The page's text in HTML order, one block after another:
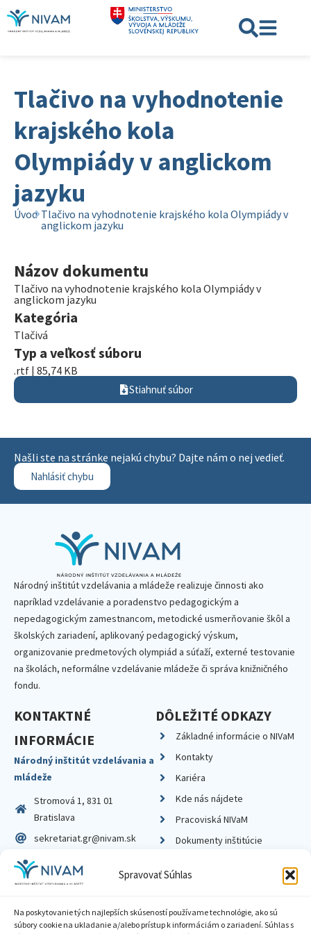
Spravovať Súhlas
Na poskytovanie tých najlepších skúseností používame technológie, ako sú
súbory cookie na ukladanie a/alebo prístup k informáciám o zariadení. Súhlas s
Tlačivo na vyhodnotenie
krajského kola
Olympiády v anglickom
jazyku
Úvod Tlačivo na vyhodnotenie krajského kola Olympiády v
anglickom jazyku
Názov dokumentu
Tlačivo na vyhodnotenie krajského kola Olympiády v
anglickom jazyku
Kategória
Tlačivá
Typ a veľkosť súboru
.rtf | 85,74 KB
Stiahnuť súbor
Našli ste na stránke nejakú chybu? Dajte nám o nej vedieť.
Nahlásiť chybu
Národný inštitút vzdelávania a mládeže realizuje činnosti ako
napríklad vzdelávanie a poradenstvo pedagogickým a
nepedagogickým zamestnancom, metodické usmerňovanie škôl a
školských zariadení, aplikovaný pedagogický výskum,
organizovanie predmetových olympiád a súťaží, externé testovanie
na školách, neformálne vzdelávanie mládeže či správa knižničného
fondu.
KONTAKTNÉ
INFORMÁCIE
Národný inštitút vzdelávania a
mládeže
Stromová 1, 831 01
Bratislava
sekretariat.gr@nivam.sk
IČO: 00164348
DIČ: 2020798714
DÔLEŽITÉ ODKAZY
Základné informácie o NIVaM
Kontakty
Kariéra
Kde nás nájdete
Pracoviská NIVaM
Dokumenty inštitúcie